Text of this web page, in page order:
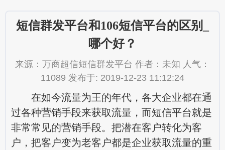
短信群发平台和106短信平台的区别_
哪个好？
来源：万商超信短信群发平台 作者：未知 人气：
11089 发布于: 2019-12-23 11:12:24
在如今流量为王的年代，各大企业都在通
过各种营销手段来获取流量，而短信平台就是
非常常见的营销手段。把潜在客户转化为客
户，把客户变为老客户都是企业获取流量的重